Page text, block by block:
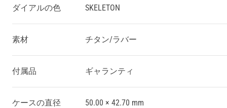
ダイアルの色 SKELETON
素材 チタン/ラバー
付属品 ギャランティ
ケースの直径 50.00 × 42.70 mm